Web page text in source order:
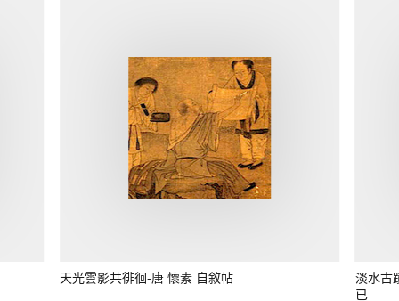
天光雲影共徘徊-唐 懷素 自敘帖
淡水古
已